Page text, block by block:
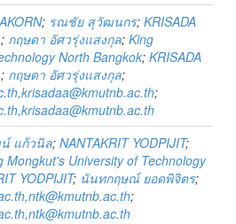
; รณชัย สุวัฒนกร; KRISADA
; กฤษดา อัศวรุ่งแสงกุล; King
North Bangkok; KRISADA
; กฤษดา อัศวรุ่งแสงกุล;
;
แก้วนิล; NANTAKRIT YODPIJIT;
Mongkut's University of Technology
YODPIJIT; นันทกฤษณ์ ยอดพิจิตร;
;